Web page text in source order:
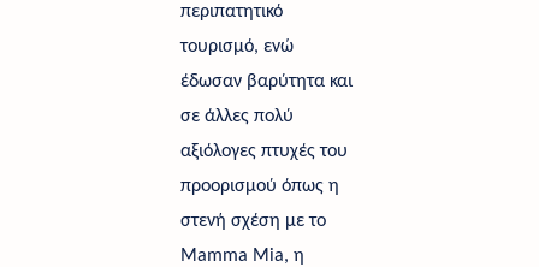
περιπατητικό
τουρισμό, ενώ
έδωσαν βαρύτητα και
σε άλλες πολύ
αξιόλογες πτυχές του
προορισμού όπως η
στενή σχέση με το
Mamma Mia, η